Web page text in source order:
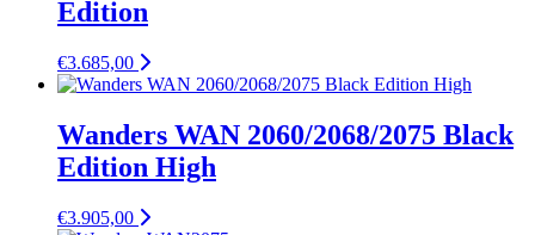
Edition
€3.685,00
Wanders WAN 2060/2068/2075 Black
Edition High
€3.905,00